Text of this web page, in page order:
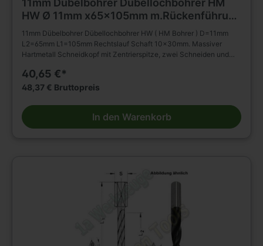
11mm Dübelbohrer Dübellochbohrer HM
HW Ø 11mm x65x105mm m.Rückenführung
Schaft 10mm
11mm Dübelbohrer Dübellochbohrer HW ( HM Bohrer ) D=11mm
L2=65mm L1=105mm Rechtslauf Schaft 10x30mm. Massiver
Hartmetall Schneidkopf mit Zentrierspitze, zwei Schneiden und
Rückenfreischliff. Spiralteil kunststoffbeschichtet. Zylinderschaft
mit Spannfläche ohne Tiefeneinstellschraube. Zum Einsatz in
Bohrmaschinen. Zum Bohren von Sacklöchern in Massivholz,
Holz- und Plattenwerkstoffen u.s.w., auch in beschichteter
Ausführung. Die Rückenführung bringt verbesserte Zentrierung
40,65 €*
48,37 € Bruttopreis
In den Warenkorb